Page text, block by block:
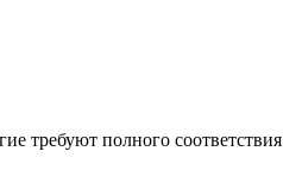
требуют полного соответствия